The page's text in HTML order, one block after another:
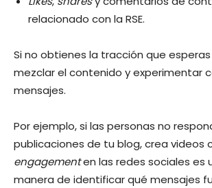
relacionado con la RSE.
Si no obtienes la tracción que
mezclar el contenido y experimentar
mensajes.
Por ejemplo, si las personas no
publicaciones de tu blog, crea videos
engagementen las redes sociales es
manera de identificar qué mensajes